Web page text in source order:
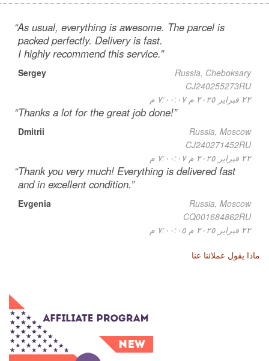
As usual, everything is awesome. The parcel is
packed perfectly. Delivery is fast.
I highly recommend this service.
Sergey
Russia, Cheboksary
CJ240255273RU
٢٢ فبراير ٢٠٢٥ م ٧:٠٠:٠٧ م
Thanks a lot for the great job done!
Dmitrii
Russia, Moscow
CJ240271452RU
٢٢ فبراير ٢٠٢٥ م ٧:٠٠:٠٧ م
Thank you very much! Everything is delivered fast
and in excellent condition.
Evgenia
Russia, Moscow
CQ001684862RU
٢٢ فبراير ٢٠٢٥ م ٧:٠٠:٠٥ م
ماذا يقول عملائنا عنا